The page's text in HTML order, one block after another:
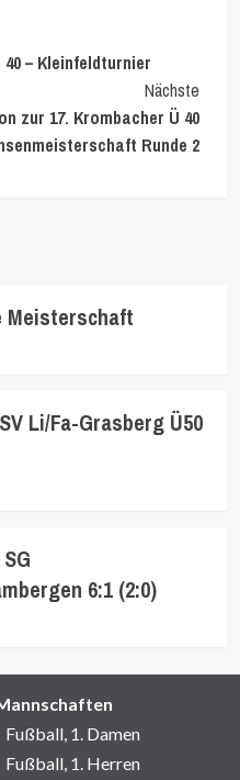
– Kleinfeldturnier
Nächste
zur 17. Krombacher Ü 40
Runde 2
Meisterschaft
Li/Fa-Grasberg Ü50
6:1 (2:0)
Fußball, 1. Damen
Fußball, 1. Herren